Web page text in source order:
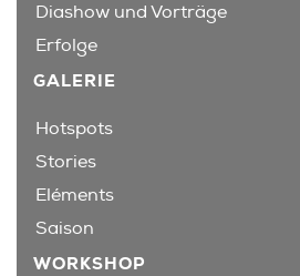
Diashow und Vorträge
Erfolge
GALERIE
Hotspots
Stories
Eléments
Saison
WORKSHOP